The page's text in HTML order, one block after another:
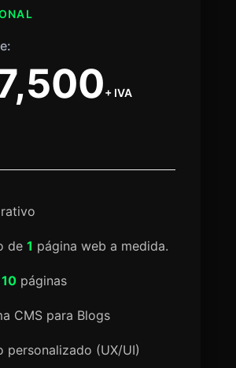
+ IVA
de 1 página web a medida.
10páginas
CMS para Blogs
personalizado (UX/UI)